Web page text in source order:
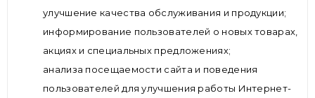
улучшение качества обслуживания и продукции;
информирование пользователей о новых товарах,
акциях и специальных предложениях;
анализа посещаемости сайта и поведения
пользователей для улучшения работы Интернет-